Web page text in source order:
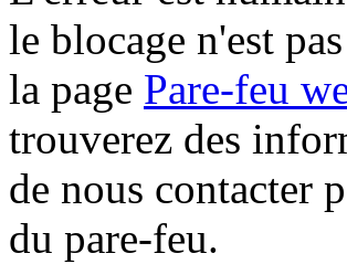
le blocage n'est
la page Pare-feu
trouverez des
de nous contacter
du pare-feu.